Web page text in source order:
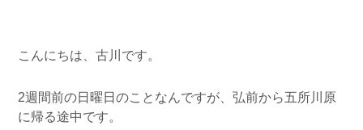
こんにちは、古川です。
2週間前の日曜日のことなんですが、弘前から五所川原
に帰る途中です。